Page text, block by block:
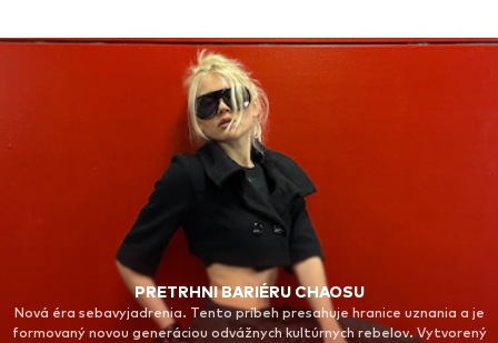
PRETRHNI BARIÉRU CHAOSU
Nová éra sebavyjadrenia. Tento príbeh presahuje hranice uznania a je
formovaný novou generáciou odvážnych kultúrnych rebelov. Vytvorený